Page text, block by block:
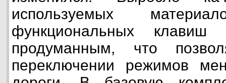
используемых
функциональных
продуманным, что
переключении режимов